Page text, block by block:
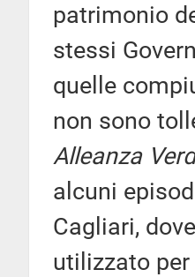
patrimonio
stessi
quelle
non sono
Alleanza
alcuni
Cagliari,
utilizzato